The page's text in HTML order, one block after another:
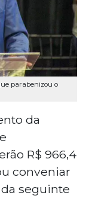
parabenizou o
da
R$ 966,4
conveniar
seguinte